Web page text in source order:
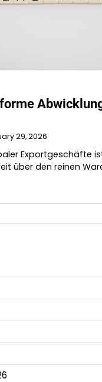
29, 2026
Exportgeschäfte
über den reinen